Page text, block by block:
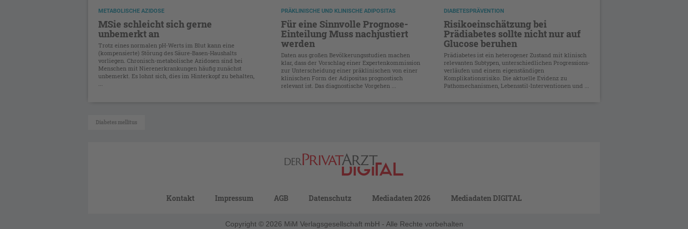
METABOLISCHE AZIDOSE
MSie schleicht sich gerne
unbemerkt an
Trotz eines normalen pH-Werts im Blut kann eine
(kompensierte) Störung des Säure-Basen-Haushalts
vorliegen. Chronisch-metabolische Azidosen sind bei
Menschen mit Nierenerkrankungen häufig zunächst
unbemerkt. Es lohnt sich, dies im Hinterkopf zu behalten,
PRÄKLINISCHE UND KLINISCHE ADIPOSITAS
Für eine Sinnvolle Prognose-
Einteilung Muss nachjustiert
werden
Daten aus großen Bevölkerungsstudien machen
klar, dass der Vorschlag einer Expertenkommission
zur Unterscheidung einer präklinischen von einer
klinischen Form der Adipositas prognostisch
relevant ist. Das diagnostische Vorgehen ...
DIABETESPRÄVENTION
Risikoeinschätzung bei
Prädiabetes sollte nicht nur auf
Glucose beruhen
Prädiabetes ist ein heterogener Zustand mit klinisch
relevanten Subtypen, unterschiedlichen Progressions-
verläufen und einem eigenständigen
Komplikationsrisiko. Die aktuelle Evidenz zu
Pathomechanismen, Lebensstil-Interventionen und ...
Diabetes mellitus
Kontakt Impressum AGB Datenschutz Mediadaten 2026 Mediadaten DIGITAL
Copyright © 2026 MiM Verlagsgesellschaft mbH - Alle Rechte vorbehalten